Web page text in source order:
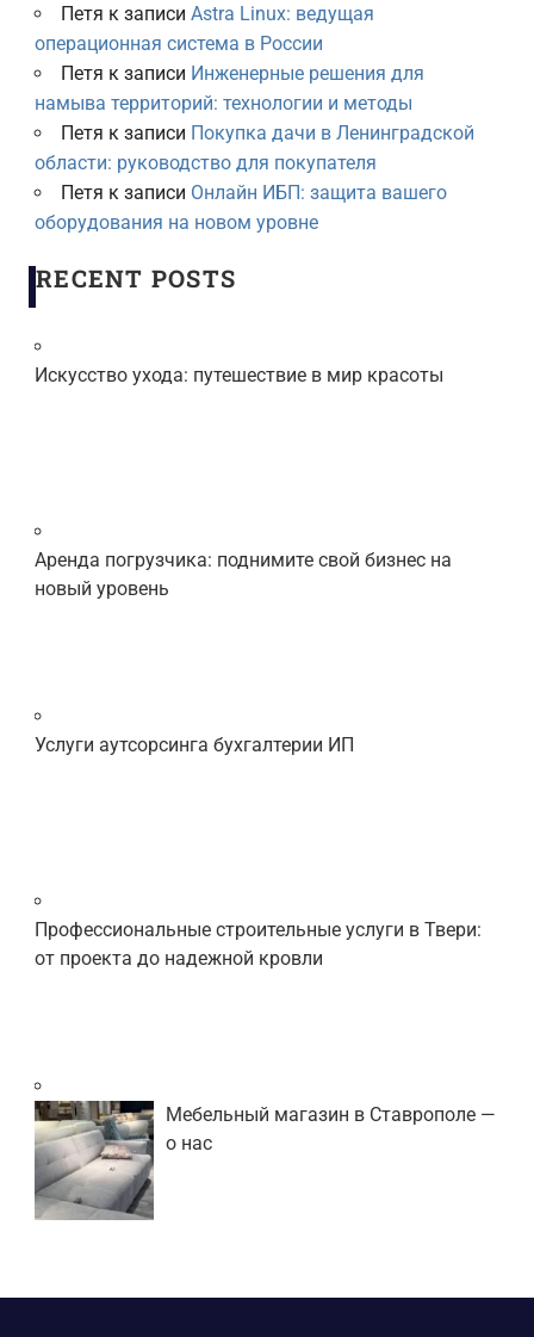
Петя к записи Astra Linux: ведущая
операционная система в России
Петя к записи Инженерные решения для
намыва территорий: технологии и методы
Петя к записи Покупка дачи в Ленинградской
области: руководство для покупателя
Петя к записи Онлайн ИБП: защита вашего
оборудования на новом уровне
RECENT POSTS
Искусство ухода: путешествие в мир красоты
Аренда погрузчика: поднимите свой бизнес на
новый уровень
Услуги аутсорсинга бухгалтерии ИП
Профессиональные строительные услуги в Твери:
от проекта до надежной кровли
Мебельный магазин в Ставрополе —
о нас